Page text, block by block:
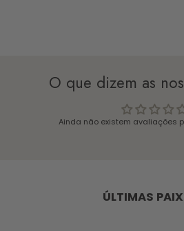
O que dizem as
Ainda não existem avaliações
ÚLTIMAS